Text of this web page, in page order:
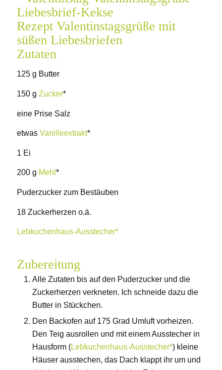
Rezept Valentinstagsgrüße mit
süßen Liebesbriefen
Zutaten
125 g Butter
150 g Zucker*
eine Prise Salz
etwas Vanilleextrakt*
1 Ei
200 g Mehl *
Puderzucker zum Bestäuben
18 Zuckerherzen o.ä.
Lebkuchenhaus-Ausstecher*
Zubereitung
Alle Zutaten bis auf den Puderzucker und die
Zuckerherzen verkneten. Ich schneide dazu die
Butter in Stückchen.
Den Backofen auf 175 Grad Umluft vorheizen.
Den Teig ausrollen und mit einem Ausstecher in
Hausform (Lebkuchenhaus-Ausstecher*) kleine
Häuser ausstechen, das Dach klappt ihr um und